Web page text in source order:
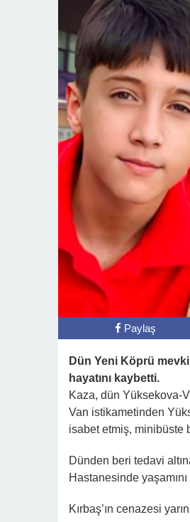
Paylaş
Dün Yeni Köprü
hayatını kaybetti.
Kaza, dün Yüksekova-
Van istikametinden
isabet etmiş, minibüste
Dünden beri tedavi
Hastanesinde
Kırbaş’ın cenazesi